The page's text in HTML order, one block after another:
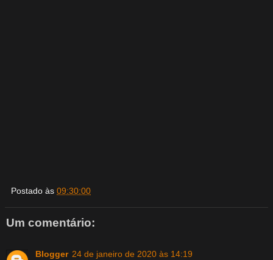
Postado às 09:30:00
Um comentário:
Blogger 24 de janeiro de 2020 às 14:19